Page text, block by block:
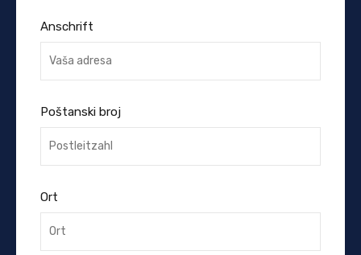
Anschrift
Poštanski broj
Ort